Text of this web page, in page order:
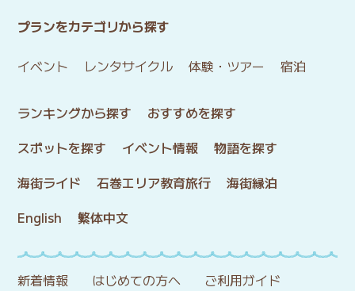
プランをカテゴリから探す
イベント レンタサイクル 体験・ツアー 宿泊
ランキングから探す
おすすめを探す
スポットを探す
イベント情報
物語を探す
海街ライド
石巻エリア教育旅行
海街縁泊
English
繁体中文
新着情報 はじめての方へ
ご利用ガイド